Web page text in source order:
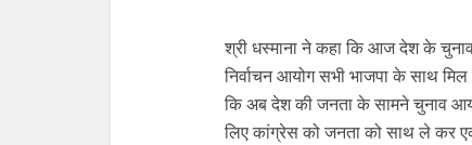
श्री धस्माना ने कहा कि आज देश के
निर्वाचन आयोग सभी भाजपा के साथ
कि अब देश की जनता के सामने चुनाव
लिए कांग्रेस को जनता को साथ ले कर